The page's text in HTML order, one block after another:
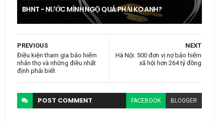
BHNT - NƯỚC MÌNH NGỘ QUÁ PHẢI KO ANH?
NEXT
Hà Nội: 500 đơn vị nợ bảo hiểm
xã hội hơn 264 tỷ đồng
PREVIOUS
Điều kiện tham gia bảo hiểm
nhân thọ và những điều nhất
định phải biết
POST COMMENT FACEBOOK BLOGGER